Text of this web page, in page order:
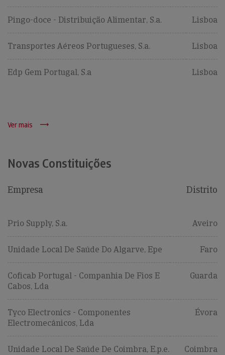
Pingo-doce - Distribuição Alimentar, S.a. Lisboa
Transportes Aéreos Portugueses, S.a. Lisboa
Edp Gem Portugal, S.a Lisboa
Ver mais
Novas Constituições
Empresa Distrito
Prio Supply, S.a. Aveiro
Unidade Local De Saúde Do Algarve, Epe Faro
Coficab Portugal - Companhia De Fios E
Cabos, Lda
Guarda
Tyco Electronics - Componentes
Electromecânicos, Lda
Évora
Unidade Local De Saúde De Coimbra, E.p.e. Coimbra